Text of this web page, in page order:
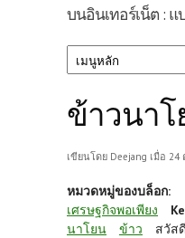
บนอินเทอร์เน็ต : แ
ข้าวนา
เขียนโดย Deejang เมื่อ 24
หมวดหมู่ของบล็อก:
เศรษฐกิจพอเพียง
นาโยน
ข้าว
สวัส